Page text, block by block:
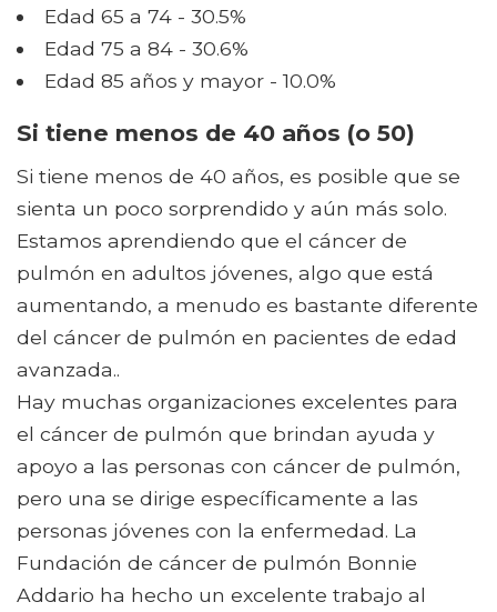
Edad 65 a 74 - 30.5%
Edad 75 a 84 - 30.6%
Edad 85 años y mayor - 10.0%
Si tiene menos de 40 años (o 50)
Si tiene menos de 40 años, es posible que se
sienta un poco sorprendido y aún más solo.
Estamos aprendiendo que el cáncer de
pulmón en adultos jóvenes, algo que está
aumentando, a menudo es bastante diferente
del cáncer de pulmón en pacientes de edad
avanzada..
Hay muchas organizaciones excelentes para
el cáncer de pulmón que brindan ayuda y
apoyo a las personas con cáncer de pulmón,
pero una se dirige específicamente a las
personas jóvenes con la enfermedad. La
Fundación de cáncer de pulmón Bonnie
Addario ha hecho un excelente trabajo al